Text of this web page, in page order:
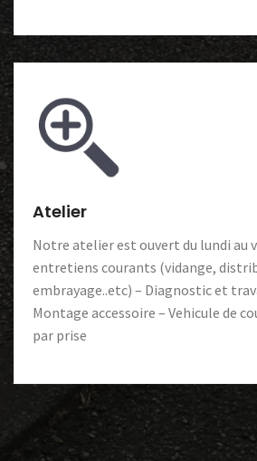
Atelier
Notre atelier est ouvert du lundi au
entretiens courants (vidange,
embrayage..etc) – Diagnostic et
Montage accessoire – Vehicule de
par prise